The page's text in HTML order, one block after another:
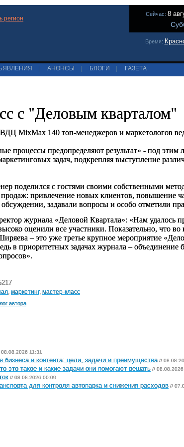
регион
Сейчас: 8
Время:
АНОНСЫ БЛОГИ ГАЗЕТА
с "Деловым кварталом"
ВДЦ MixMax 140 топ-менеджеров и маркетологов
процессы предопределяют результат» - под
задач, подкрепляя выступление
поделился с гостями своими собственными
привлечение новых клиентов, повышение
задавали вопросы и особо отметили
журнала «Деловой Квартала»: «Нам удалось
оценили все участники. Показательно, что во
– это уже третье крупное мероприятие
в приоритетных задачах журнала – объединение
маркетинг, мастер-класс
автора
08.08.2026 11:31
и контента: цели, задачи и преимущества //
это такое и какие задачи они помогают решать // 08.08.2026
// 08.08.2026 00:09
для контроля автопарка и снижения расходов //